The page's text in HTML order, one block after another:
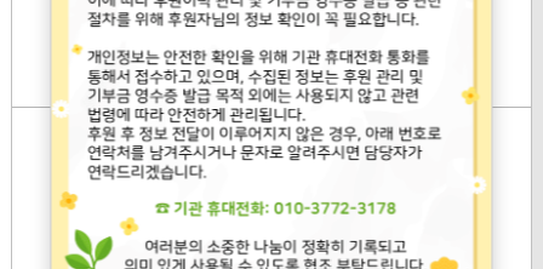
후원안내
자세히 보기
봉사안내
자세히 보기
이용안내 오시는길